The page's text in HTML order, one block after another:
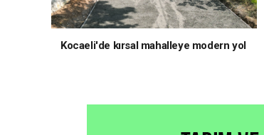
Kocaeli'de kırsal mahalleye modern yol